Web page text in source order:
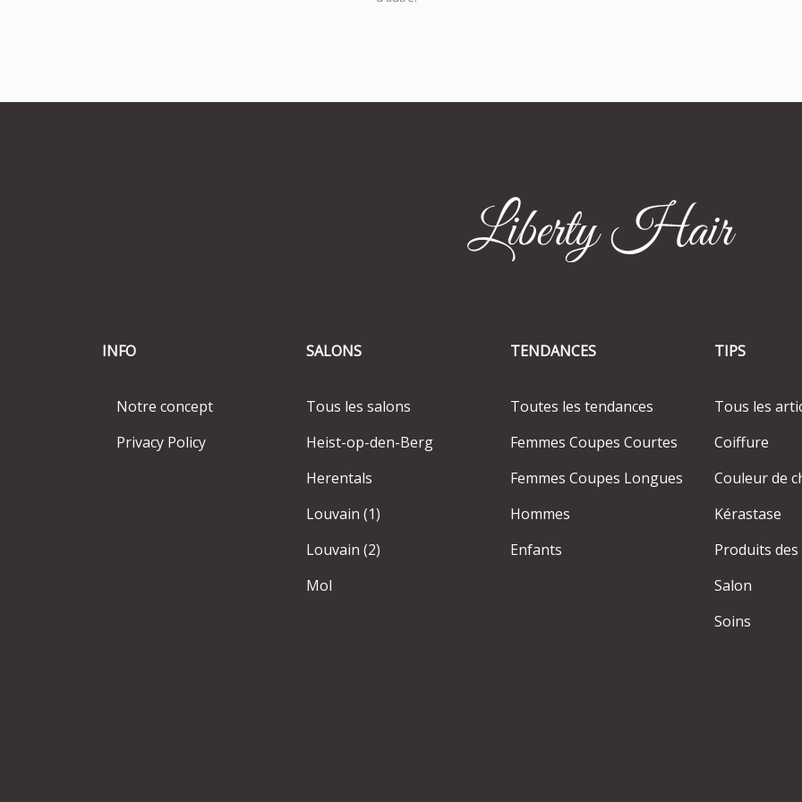
INFO
Notre concept
Privacy Policy
SALONS
Tous les salons
Heist-op-den-Berg
Herentals
Louvain (1)
Louvain (2)
Mol
TENDANCES
Toutes les tendances
Femmes Coupes Courtes
Femmes Coupes Longues
Hommes
Enfants
TIPS
Tous les
Coiffure
Couleur de
Kérastase
Produits des
Salon
Soins